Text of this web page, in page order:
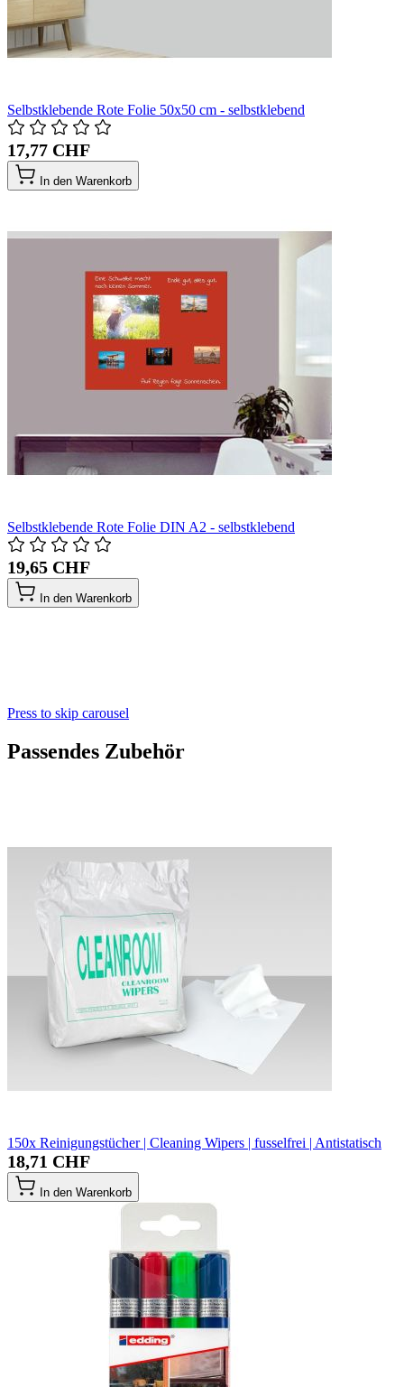
Selbstklebende Rote Folie 50x50 cm - selbstklebend
17,77 CHF
In den Warenkorb
Selbstklebende Rote Folie DIN A2 - selbstklebend
19,65 CHF
In den Warenkorb
Press to skip carousel
Passendes Zubehör
150x Reinigungstücher | Cleaning Wipers | fusselfrei | Antistatisch
18,71 CHF
In den Warenkorb